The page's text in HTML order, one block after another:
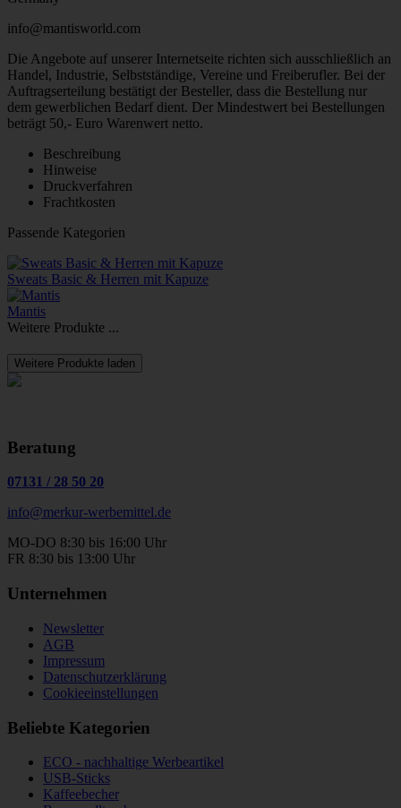
info@mantisworld.com
Die Angebote auf unserer Internetseite richten sich ausschließlich an
Handel, Industrie, Selbstständige, Vereine und Freiberufler. Bei der
Auftragserteilung bestätigt der Besteller, dass die Bestellung nur
dem gewerblichen Bedarf dient. Der Mindestwert bei Bestellungen
beträgt 50,- Euro Warenwert netto.
Beschreibung
Hinweise
Druckverfahren
Frachtkosten
Passende Kategorien
Sweats Basic & Herren mit Kapuze
Mantis
Weitere Produkte ...
Weitere Produkte laden
Beratung
07131 / 28 50 20
info@merkur-werbemittel.de
MO-DO 8:30 bis 16:00 Uhr
FR 8:30 bis 13:00 Uhr
Unternehmen
Newsletter
AGB
Impressum
Datenschutzerklärung
Cookieeinstellungen
Beliebte Kategorien
ECO - nachhaltige Werbeartikel
USB-Sticks
Kaffeebecher